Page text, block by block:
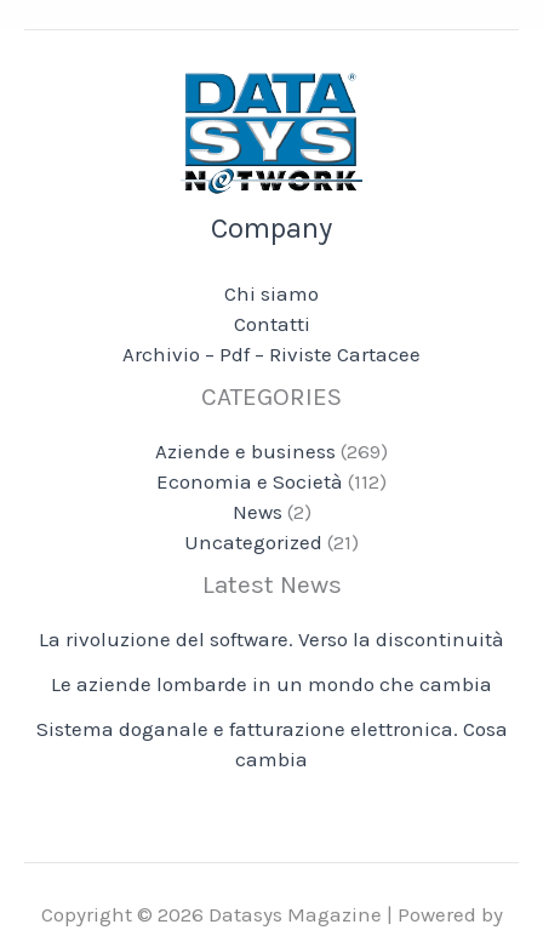
Company
Chi siamo
Contatti
Archivio – Pdf – Riviste Cartacee
CATEGORIES
Aziende e business (269)
Economia e Società (112)
News (2)
Uncategorized (21)
Latest News
La rivoluzione del software. Verso la discontinuità
Le aziende lombarde in un mondo che cambia
Sistema doganale e fatturazione elettronica. Cosa
cambia
Copyright © 2026 Datasys Magazine | Powered by